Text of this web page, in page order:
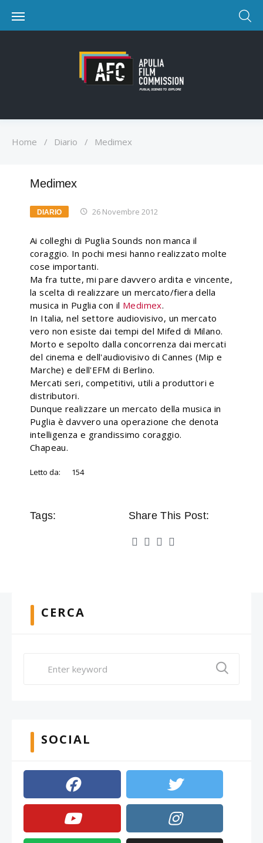
Home / Diario / Medimex
Medimex
DIARIO 26 Novembre 2012
Ai colleghi di Puglia Sounds non manca il
coraggio. In pochi mesi hanno realizzato molte
cose importanti.
Ma fra tutte, mi pare davvero ardita e vincente,
la scelta di realizzare un mercato/fiera della
musica in Puglia con il Medimex.
In Italia, nel settore audiovisivo, un mercato
vero non esiste dai tempi del Mifed di Milano.
Morto e sepolto dalla concorrenza dai mercati
del cinema e dell'audiovisivo di Cannes (Mip e
Marche) e dell'EFM di Berlino.
Mercati seri, competitivi, utili a produttori e
distributori.
Dunque realizzare un mercato della musica in
Puglia è davvero una operazione che denota
intelligenza e grandissimo coraggio.
Chapeau.
Letto da: 154
Tags: Share This Post:
CERCA
SOCIAL